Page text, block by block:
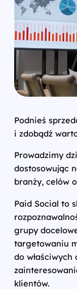
Podnieś
i zdobądź
Prowadzimy
dostosowując
branży, celów
Paid Social to
grupy
targetowaniu
do właściwych
klientów.